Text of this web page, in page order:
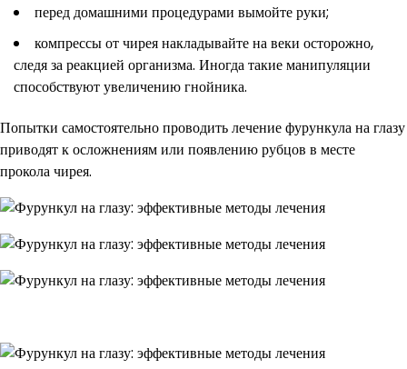
перед домашними процедурами вымойте руки;
компрессы от чирея накладывайте на веки осторожно,
следя за реакцией организма. Иногда такие манипуляции
способствуют увеличению гнойника.
Попытки самостоятельно проводить лечение фурункула на глазу
приводят к осложнениям или появлению рубцов в месте
прокола чирея.